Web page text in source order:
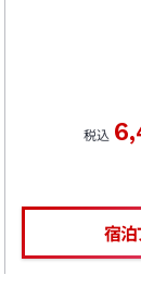
税込
宿泊